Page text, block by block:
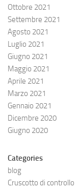
Ottobre 2021
Settembre 2021
Agosto 2021
Luglio 2021
Giugno 2021
Maggio 2021
Aprile 2021
Marzo 2021
Gennaio 2021
Dicembre 2020
Giugno 2020
Categories
blog
Cruscotto di controllo